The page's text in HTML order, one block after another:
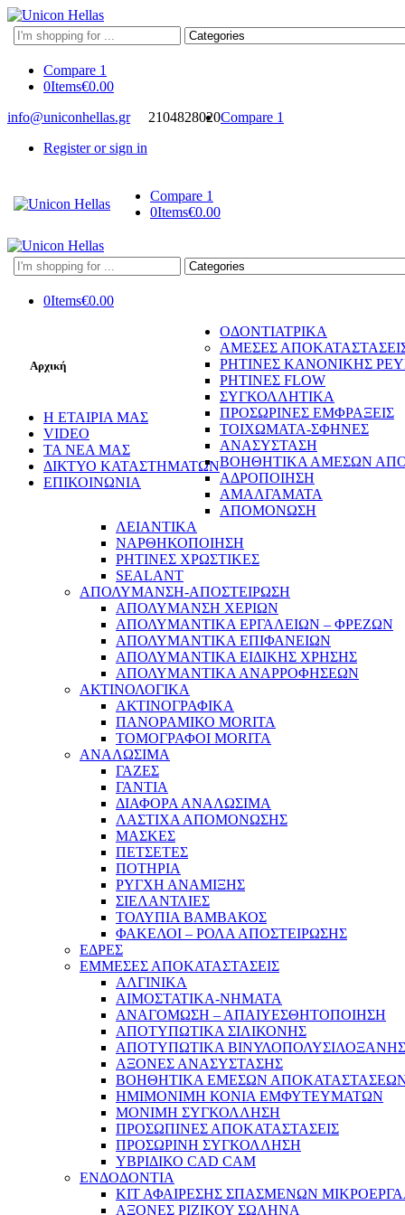
Search
here
Compare 1
0Items€0.00
info@uniconhellas.gr
2104828020Compare 1
Register or sign in
Compare 1
0Items€0.00
Search
here
0Items€0.00
Αρχική
Η ΕΤΑΙΡΙΑ ΜΑΣ
VIDEO
ΤΑ ΝΕΑ ΜΑΣ
ΔΙΚΤΥΟ ΚΑΤΑΣΤΗΜΑΤΩΝ
ΕΠΙΚΟΙΝΩΝΙΑ
ΟΔΟΝΤΙΑΤΡΙΚΑ
ΑΜΕΣΕΣ
ΡΗΤΙΝΕΣ ΚΑΝΟΝΙΚΗΣ
ΡΗΤΙΝΕΣ FLOW
ΣΥΓΚΟΛΛΗΤΙΚΑ
ΠΡΟΣΩΡΙΝΕΣ ΕΜΦΡΑΞΕΙΣ
ΤΟΙΧΩΜΑΤΑ-ΣΦΗΝΕΣ
ΑΝΑΣΥΣΤΑΣΗ
ΒΟΗΘΗΤΙΚΑ ΑΜΕΣΩΝ
ΑΔΡΟΠΟΙΗΣΗ
ΑΜΑΛΓΑΜΑΤΑ
ΑΠΟΜΟΝΩΣΗ
ΛΕΙΑΝΤΙΚΑ
ΝΑΡΘΗΚΟΠΟΙΗΣΗ
ΡΗΤΙΝΕΣ ΧΡΩΣΤΙΚΕΣ
SEALANT
ΑΠΟΛΥΜΑΝΣΗ-ΑΠΟΣΤΕΙΡΩΣΗ
ΑΠΟΛΥΜΑΝΣΗ ΧΕΡΙΩΝ
ΑΠΟΛΥΜΑΝΤΙΚΑ ΕΡΓΑΛΕΙΩΝ – ΦΡΕΖΩΝ
ΑΠΟΛΥΜΑΝΤΙΚΑ ΕΠΙΦΑΝΕΙΩΝ
ΑΠΟΛΥΜΑΝΤΙΚΑ ΕΙΔΙΚΗΣ ΧΡΗΣΗΣ
ΑΠΟΛΥΜΑΝΤΙΚΑ ΑΝΑΡΡΟΦΗΣΕΩΝ
ΑΚΤΙΝΟΛΟΓΙΚΑ
ΑΚΤΙΝΟΓΡΑΦΙΚΑ
ΠΑΝΟΡΑΜΙΚΟ MORITA
ΤΟΜΟΓΡΑΦΟΙ MORITA
ΑΝΑΛΩΣΙΜΑ
ΓΑΖΕΣ
ΓΑΝΤΙΑ
ΔΙΑΦΟΡΑ ΑΝΑΛΩΣΙΜΑ
ΛΑΣΤΙΧΑ ΑΠΟΜΟΝΩΣΗΣ
ΜΑΣΚΕΣ
ΠΕΤΣΕΤΕΣ
ΠΟΤΗΡΙΑ
ΡΥΓΧΗ ΑΝΑΜΙΞΗΣ
ΣΙΕΛΑΝΤΛΙΕΣ
ΤΟΛΥΠΙΑ ΒΑΜΒΑΚΟΣ
ΦΑΚΕΛΟΙ – ΡΟΛΑ ΑΠΟΣΤΕΙΡΩΣΗΣ
ΕΔΡΕΣ
ΕΜΜΕΣΕΣ ΑΠΟΚΑΤΑΣΤΑΣΕΙΣ
ΑΛΓΙΝΙΚΑ
ΑΙΜΟΣΤΑΤΙΚΑ-ΝΗΜΑΤΑ
ΑΝΑΓΟΜΩΣΗ – ΑΠΑΙΥΕΣΘΗΤΟΠΟΙΗΣΗ
ΑΠΟΤΥΠΩΤΙΚΑ ΣΙΛΙΚΟΝΗΣ
ΑΠΟΤΥΠΩΤΙΚΑ ΒΙΝΥΛΟΠΟΛΥΣΙΛΟΞΑΝΗΣ
ΑΞΟΝΕΣ ΑΝΑΣΥΣΤΑΣΗΣ
ΒΟΗΘΗΤΙΚΑ ΕΜΕΣΩΝ
ΗΜΙΜΟΝΙΜΗ ΚΟΝΙΑ ΕΜΦΥΤΕΥΜΑΤΩΝ
ΜΟΝΙΜΗ ΣΥΓΚΟΛΛΗΣΗ
ΠΡΟΣΩΠΙΝΕΣ ΑΠΟΚΑΤΑΣΤΑΣΕΙΣ
ΠΡΟΣΩΡΙΝΗ ΣΥΓΚΟΛΛΗΣΗ
ΥΒΡΙΔΙΚΟ CAD CAM
ΕΝΔΟΔΟΝΤΙΑ
ΚΙΤ ΑΦΑΙΡΕΣΗΣ ΣΠΑΣΜΕΝΩΝ
ΑΞΟΝΕΣ ΡΙΖΙΚΟΥ ΣΩΛΗΝΑ